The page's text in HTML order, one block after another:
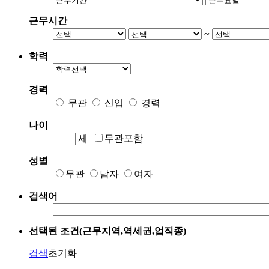
근무시간
~
학력
경력
무관
신입 경력
나이
세
무관포함
성별
무관
남자 여자
검색어
선택된 조건(근무지역,역세권,업직종)
검색초기화